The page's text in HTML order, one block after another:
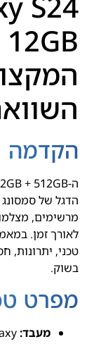
הקדמה
מרשימים,
לאורך זמן.
טכני, יתרונות,
בשוק.
מפרט
מעבד:Snapdragon 8 Gen 3 for Galaxy